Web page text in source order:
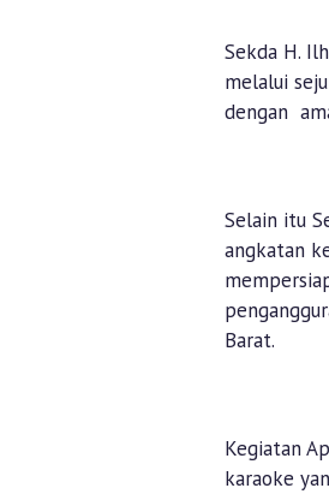
Sekda H.
melalui
dengan
Selain itu
angkatan
Barat.
Kegiatan
karaoke